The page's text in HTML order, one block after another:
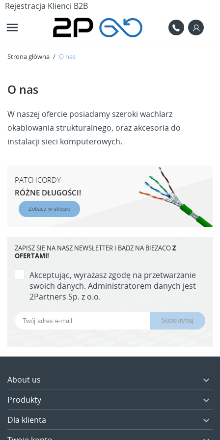
Rejestracja Klienci B2B

Strona główna O nas
O nas
W naszej ofercie posiadamy szeroki wachlarz
okablowania strukturalnego, oraz akcesoria do
instalacji sieci komputerowych.
PATCHCORDY
RÓŻNE DŁUGOŚCI!
Zobacz w sklepie
ZAPISZ SIE NA NASZ NEWSLETTER I BADZ NA BIEZACOZ
OFERTAMI!
Akceptując, wyrażasz zgodę na przetwarzanie
swoich danych. Administratorem danych jest
2Partners Sp. z o.o.
About us 
Produkty 
Dla klienta 
MOJE LISTY ŻYCZEŃ
add_circle_outline Utwórz nową listę
((MODALTITLE))
((confirmMessage))
((cancelText))
Utwórz listę życzeń
liście życzeń.